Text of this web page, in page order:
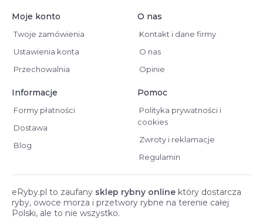
Moje konto
Twoje zamówienia
Ustawienia konta
Przechowalnia
O nas
Kontakt i dane firmy
O nas
Opinie
Informacje
Formy płatności
Dostawa
Blog
Pomoc
Polityka prywatności i
cookies
Zwroty i reklamacje
Regulamin
eRyby.pl to zaufany sklep rybny online który dostarcza
ryby, owoce morza i przetwory rybne na terenie całej
Polski, ale to nie wszystko.